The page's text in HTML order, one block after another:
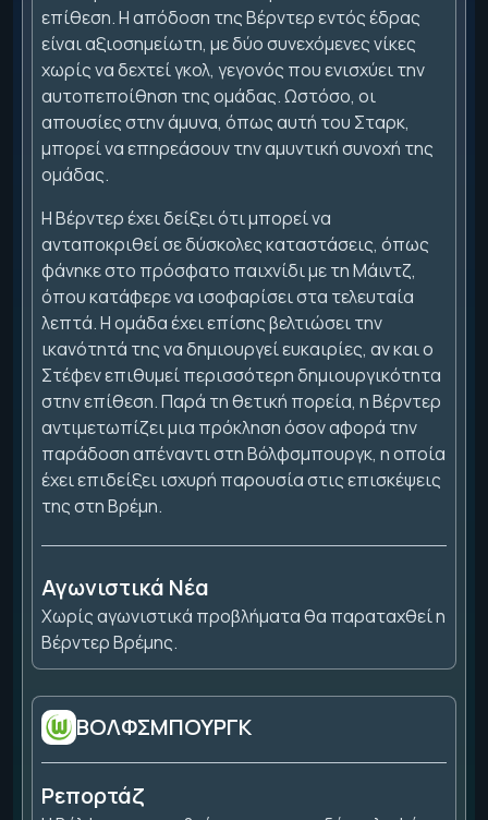
επίθεση. Η απόδοση της Βέρντερ εντός έδρας
είναι αξιοσημείωτη, με δύο συνεχόμενες νίκες
χωρίς να δεχτεί γκολ, γεγονός που ενισχύει την
αυτοπεποίθηση της ομάδας. Ωστόσο, οι
απουσίες στην άμυνα, όπως αυτή του Σταρκ,
μπορεί να επηρεάσουν την αμυντική συνοχή της
ομάδας.
Η Βέρντερ έχει δείξει ότι μπορεί να
ανταποκριθεί σε δύσκολες καταστάσεις, όπως
φάνηκε στο πρόσφατο παιχνίδι με τη Μάιντζ,
όπου κατάφερε να ισοφαρίσει στα τελευταία
λεπτά. Η ομάδα έχει επίσης βελτιώσει την
ικανότητά της να δημιουργεί ευκαιρίες, αν και ο
Στέφεν επιθυμεί περισσότερη δημιουργικότητα
στην επίθεση. Παρά τη θετική πορεία, η Βέρντερ
αντιμετωπίζει μια πρόκληση όσον αφορά την
παράδοση απέναντι στη Βόλφσμπουργκ, η οποία
έχει επιδείξει ισχυρή παρουσία στις επισκέψεις
της στη Βρέμη.
Αγωνιστικά Νέα
Χωρίς αγωνιστικά προβλήματα θα παραταχθεί η
Βέρντερ Βρέμης.
ΒΟΛΦΣΜΠΟΥΡΓΚ
Ρεπορτάζ